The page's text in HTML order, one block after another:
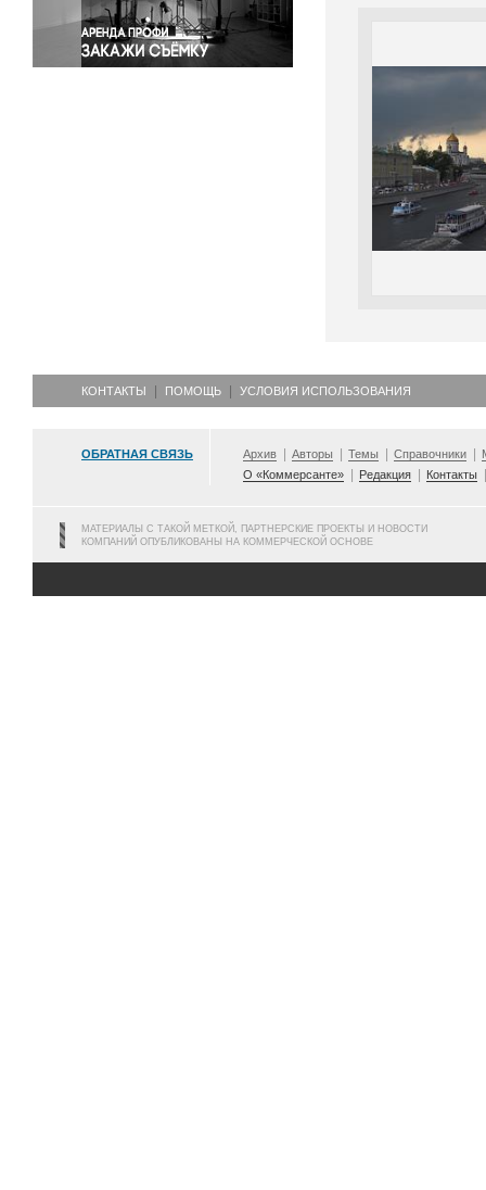
Экономика и бизнес
КОНТАКТЫ ПОМОЩЬ УСЛОВИЯ ИСПОЛЬЗОВАНИЯ
ОБРАТНАЯ СВЯЗЬ Архив Авторы Темы Справочники
О «Коммерсанте»
Редакция Контакты
МАТЕРИАЛЫ С ТАКОЙ МЕТКОЙ, ПАРТНЕРСКИЕ ПРОЕКТЫ И НОВОСТИ
КОМПАНИЙ ОПУБЛИКОВАНЫ НА КОММЕРЧЕСКОЙ ОСНОВЕ